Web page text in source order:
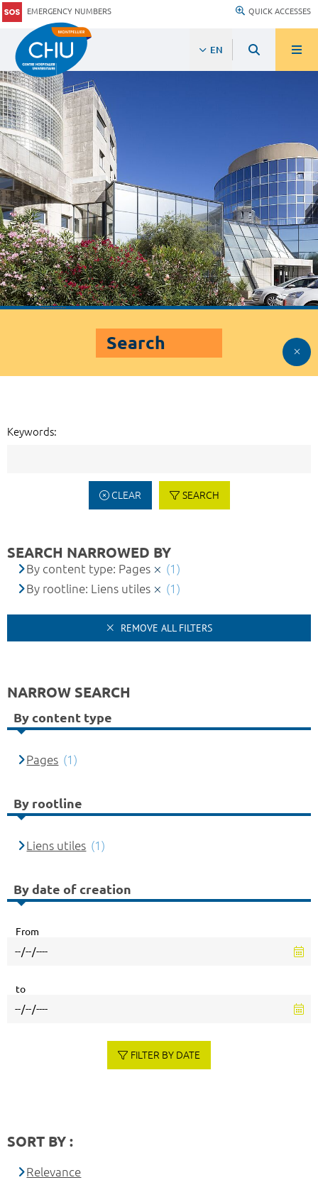
EMERGENCY NUMBERS QUICK ACCESSES
EN
Search
Keywords:
CLEAR SEARCH
SEARCH NARROWED BY
By content type: Pages
(1)
By rootline: Liens utiles
(1)
REMOVE ALL FILTERS
NARROW SEARCH
By content type
Pages (1)
By rootline
Liens utiles (1)
By date of creation
From
to
FILTER BY DATE
SORT BY :
Relevance